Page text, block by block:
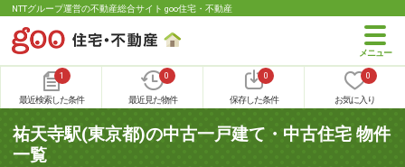
NTTグループ運営の不動産総合サイト goo住宅・不動産
1
最近検索した条件
0
最近見た物件
0
保存した条件
0
お気に入り
祐天寺駅(東京都)の中古一戸建て・中古住宅 物件
一覧